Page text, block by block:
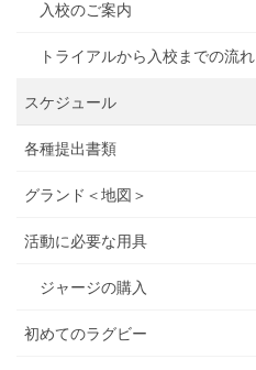
入校のご案内
トライアルから入校までの流れ
スケジュール
各種提出書類
グランド＜地図＞
活動に必要な用具
ジャージの購入
初めてのラグビー